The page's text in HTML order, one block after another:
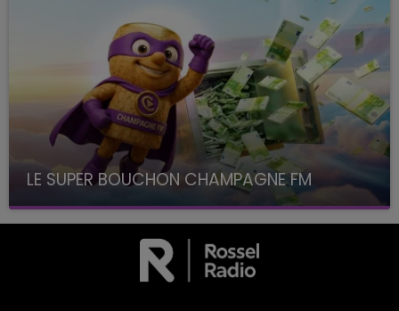
LE SUPER BOUCHON CHAMPAGNE FM
avec La Famille Champagne FM, à 8H10